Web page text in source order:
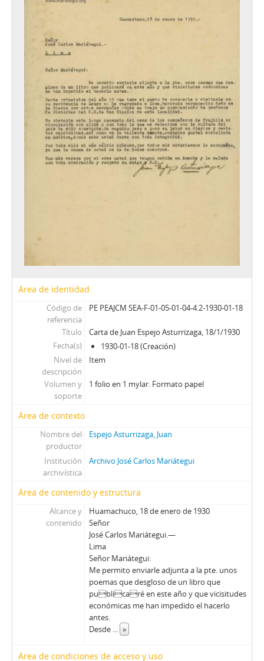
Área de identidad
Código de
referencia
PE PEAJCM SEA-F-01-05-01-04-4.2-1930-01-18
Título
Carta de Juan Espejo Asturrizaga, 18/1/1930
Fecha(s)
1930-01-18 (Creación)
Nivel de
descripción
Item
Volumen y
soporte
1 folio en 1 mylar. Formato papel
Área de contexto
Nombre del
productor
Espejo Asturrizaga, Juan
Institución
archivística
Archivo José Carlos Mariátegui
Área de contenido y estructura
Alcance y
contenido
Huamachuco, 18 de enero de 1930
Señor
José Carlos Mariátegui.—
Lima
Señor Mariátegui:
Me permito enviarle adjunta a la pte. unos
poemas que desgloso de un libro que
publicaré en este año y que vicisitudes
económicas me han impedido el hacerlo
antes.
Desde ... »
Área de condiciones de acceso y uso